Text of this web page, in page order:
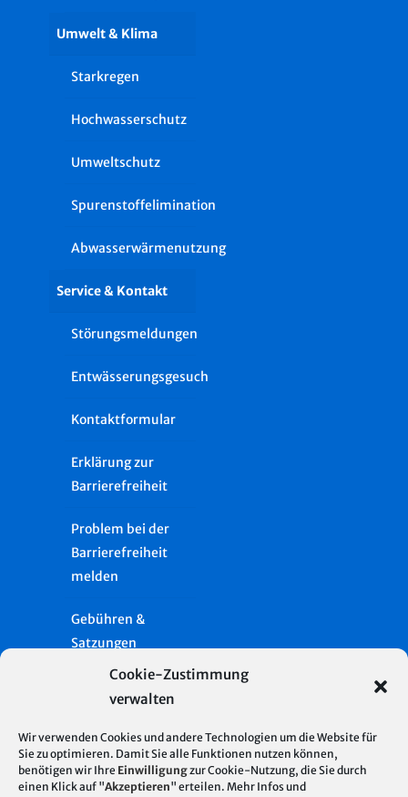
Cookie-Zustimmung
verwalten
Wir verwenden Cookies und andere Technologien um die Website für
Sie zu optimieren. Damit Sie alle Funktionen nutzen können,
benötigen wir Ihre Einwilligungzur Cookie-Nutzung, die Sie durch
einen Klick auf "Akzeptieren" erteilen. Mehr Infos und
Umwelt & Klima
Starkregen
Hochwasserschutz
Umweltschutz
Spurenstoffelimination
Abwasserwärmenutzung
Service & Kontakt
Störungsmeldungen
Entwässerungsgesuch
Kontaktformular
Erklärung zur
Barrierefreiheit
Problem bei der
Barrierefreiheit
melden
Gebühren &
Satzungen
Presse
Glossar
© 2026
Server Standort